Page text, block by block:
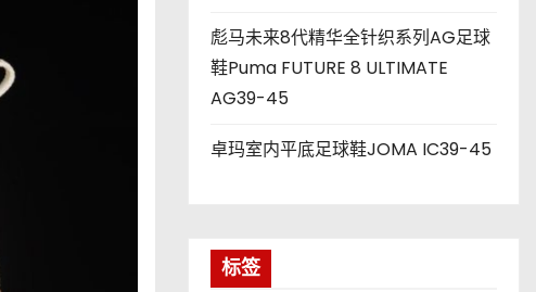
彪马未来8代精华全针织系列AG足球
鞋Puma FUTURE 8 ULTIMATE
AG39-45
卓玛室内平底足球鞋JOMA IC39-45
标签